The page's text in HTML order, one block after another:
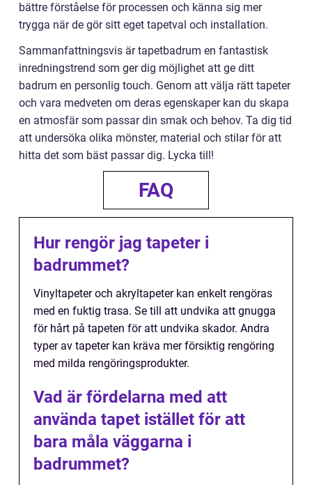
bättre förståelse för processen och känna sig mer
trygga när de gör sitt eget tapetval och installation.
Sammanfattningsvis är tapetbadrum en fantastisk
inredningstrend som ger dig möjlighet att ge ditt
badrum en personlig touch. Genom att välja rätt tapeter
och vara medveten om deras egenskaper kan du skapa
en atmosfär som passar din smak och behov. Ta dig tid
att undersöka olika mönster, material och stilar för att
hitta det som bäst passar dig. Lycka till!
FAQ
Hur rengör jag tapeter i
badrummet?
Vinyltapeter och akryltapeter kan enkelt rengöras
med en fuktig trasa. Se till att undvika att gnugga
för hårt på tapeten för att undvika skador. Andra
typer av tapeter kan kräva mer försiktig rengöring
med milda rengöringsprodukter.
Vad är fördelarna med att
använda tapet istället för att
bara måla väggarna i
badrummet?